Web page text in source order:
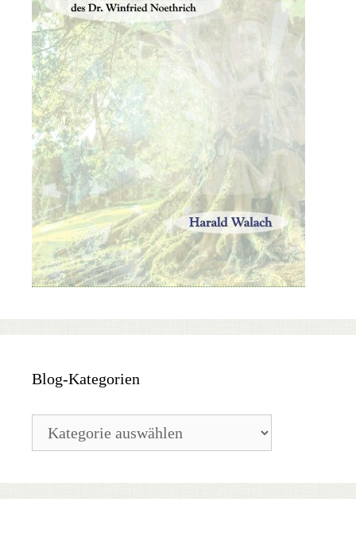
Blog-Kategorien
Kategorien